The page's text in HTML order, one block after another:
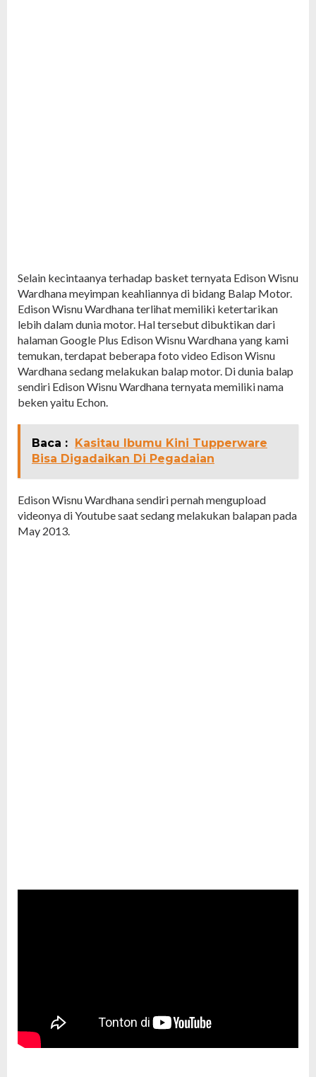
Selain kecintaanya terhadap basket ternyata Edison Wisnu
Wardhana meyimpan keahliannya di bidang Balap Motor.
Edison Wisnu Wardhana terlihat memiliki ketertarikan
lebih dalam dunia motor. Hal tersebut dibuktikan dari
halaman Google Plus Edison Wisnu Wardhana yang kami
temukan, terdapat beberapa foto video Edison Wisnu
Wardhana sedang melakukan balap motor. Di dunia balap
sendiri Edison Wisnu Wardhana ternyata memiliki nama
beken yaitu Echon.
Baca :
Kasitau Ibumu Kini Tupperware
Bisa Digadaikan Di Pegadaian
Edison Wisnu Wardhana sendiri pernah mengupload
videonya di Youtube saat sedang melakukan balapan pada
May 2013.